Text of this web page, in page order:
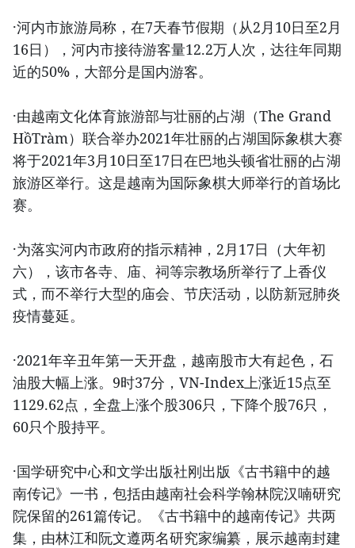
·河内市旅游局称，在7天春节假期（从2月10日至2月
16日），河内市接待游客量12.2万人次，达往年同期
近的50%，大部分是国内游客。
·由越南文化体育旅游部与壮丽的占湖（The Grand
HồTràm）联合举办2021年壮丽的占湖国际象棋大赛
将于2021年3月10日至17日在巴地头顿省壮丽的占湖
旅游区举行。这是越南为国际象棋大师举行的首场比
赛。
·为落实河内市政府的指示精神，2月17日（大年初
六），该市各寺、庙、祠等宗教场所举行了上香仪
式，而不举行大型的庙会、节庆活动，以防新冠肺炎
疫情蔓延。
·2021年辛丑年第一天开盘，越南股市大有起色，石
油股大幅上涨。9时37分，VN-Index上涨近15点至
1129.62点，全盘上涨个股306只，下降个股76只，
60只个股持平。
·国学研究中心和文学出版社刚出版《古书籍中的越
南传记》一书，包括由越南社会科学翰林院汉喃研究
院保留的261篇传记。《古书籍中的越南传记》共两
集，由林江和阮文遵两名研究家编纂，展示越南封建